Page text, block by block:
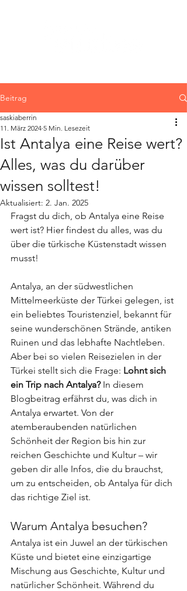
Beitrag
Ist Antalya eine Reise wert?
Alles, was du darüber
wissen solltest!
saskiaberrin
11. März 2024 5 Min. Lesezeit
Aktualisiert: 2. Jan. 2025
Fragst du dich, ob Antalya eine Reise
wert ist? Hier findest du alles, was du
über die türkische Küstenstadt wissen
musst!
Antalya, an der südwestlichen
Mittelmeerküste der Türkei gelegen, ist
ein beliebtes Touristenziel, bekannt für
seine wunderschönen Strände, antiken
Ruinen und das lebhafte Nachtleben.
Aber bei so vielen Reisezielen in der
Türkei stellt sich die Frage: Lohnt sich
ein Trip nach Antalya? In diesem
Blogbeitrag erfährst du, was dich in
Antalya erwartet. Von der
atemberaubenden natürlichen
Schönheit der Region bis hin zur
reichen Geschichte und Kultur – wir
geben dir alle Infos, die du brauchst,
um zu entscheiden, ob Antalya für dich
das richtige Ziel ist.
Warum Antalya besuchen?
Antalya ist ein Juwel an der türkischen
Küste und bietet eine einzigartige
Mischung aus Geschichte, Kultur und
natürlicher Schönheit. Während du